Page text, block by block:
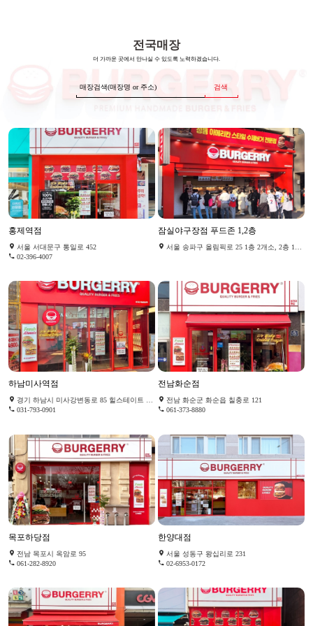
전국매장
더 가까운 곳에서 만나실 수 있도록 노력하겠습니다.
검색
홍제역점
서울 서대문구 통일로 452
02-396-4007
잠실야구장점 푸드존 1,2층
서울 송파구 올림픽로 25 1층 2개소, 2층 1개소
하남미사역점
경기 하남시 미사강변동로 85 힐스테이트 에코 미사
031-793-0901
전남화순점
전남 화순군 화순읍 칠충로 121
061-373-8880
목포하당점
전남 목포시 옥암로 95
061-282-8920
한양대점
서울 성동구 왕십리로 231
02-6953-0172